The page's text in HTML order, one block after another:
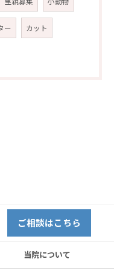
ー カット
ご相談はこちら
当院について